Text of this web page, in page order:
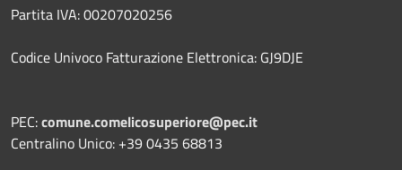
Partita IVA: 00207020256
Codice Univoco Fatturazione Elettronica: GJ9DJE
PEC:comune.comelicosuperiore@pec.it
Centralino Unico: +39 0435 68813